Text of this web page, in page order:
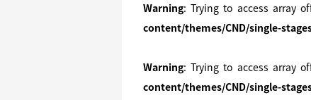
Warning: Trying to access array
content/themes/CND/single-
Warning: Trying to access array
content/themes/CND/single-